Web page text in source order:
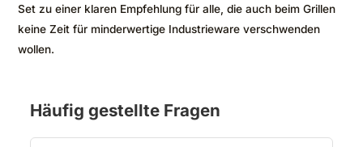
Set zu einer klaren Empfehlung für alle, die auch beim Grillen
keine Zeit für minderwertige Industrieware verschwenden
wollen.
Häufig gestellte Fragen